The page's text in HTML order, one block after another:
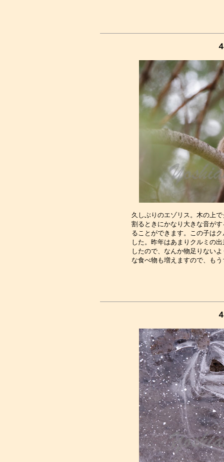
久しぶりのエゾリス。木の上
割るときにかなり大きな音が
ることができます。この子は
した。昨年はあまりクルミの
したので、なんか物足りない